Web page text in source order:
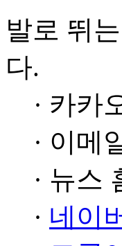
발로 뛰
다.
· 카카
· 이메
· 뉴스
· 네이